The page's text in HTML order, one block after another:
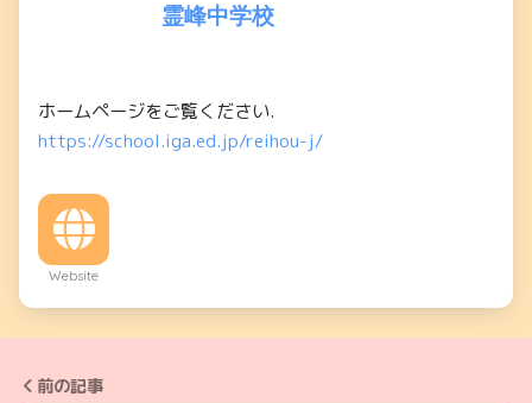
霊峰中学校
ホームページをご覧ください.
https://school.iga.ed.jp/reihou-j/
Website
前の記事